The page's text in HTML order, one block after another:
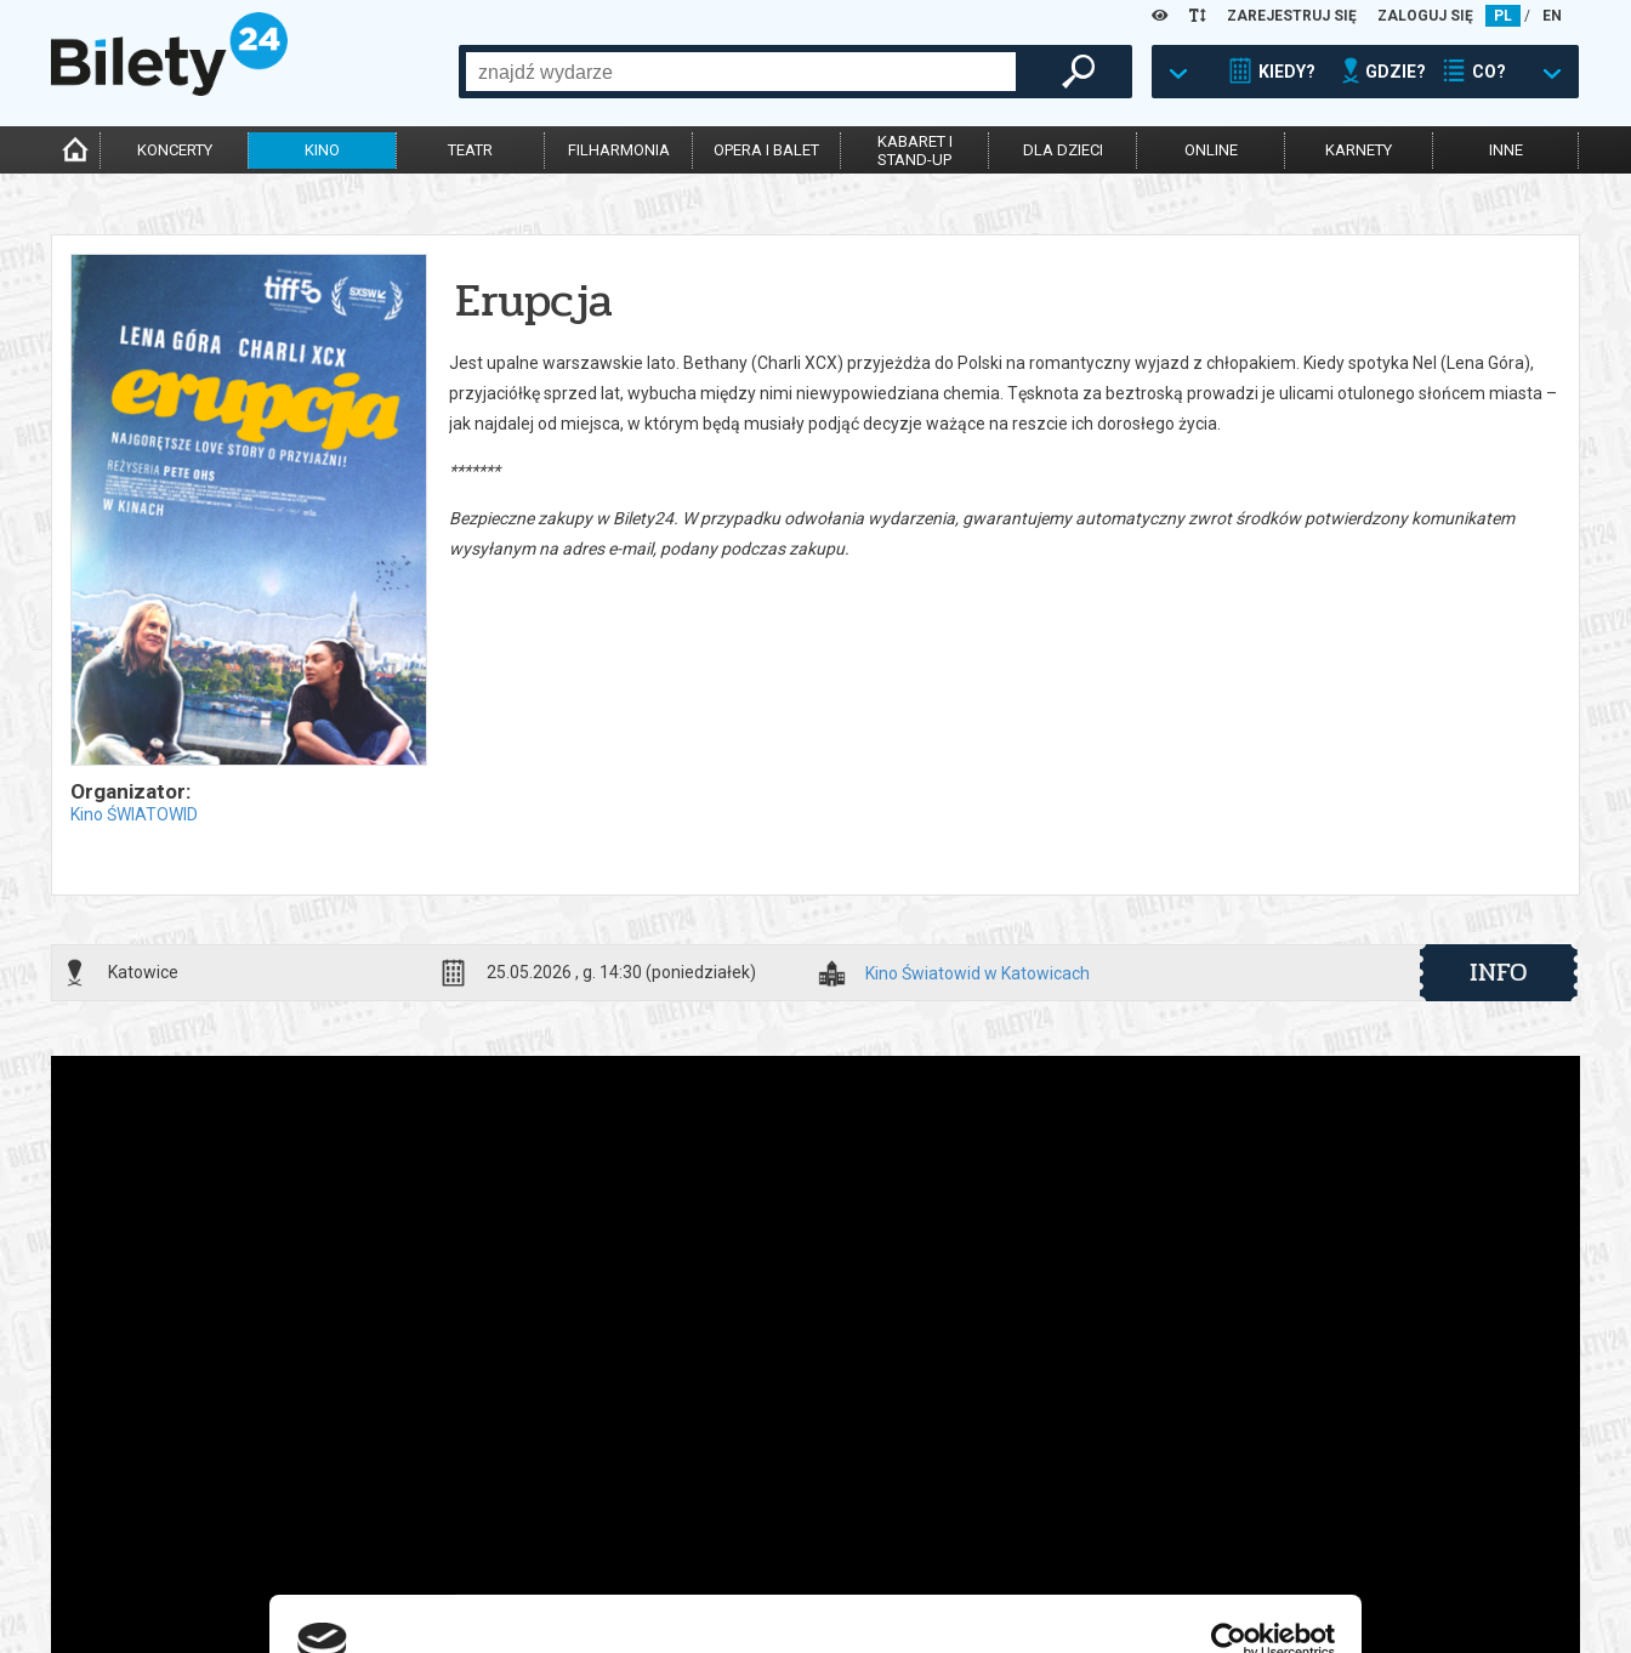
ZAREJESTRUJ SIĘ ZALOGUJ SIĘ PL / EN
KIEDY? GDZIE? CO?
KONCERTY KINO TEATR FILHARMONIA OPERA I BALET
KABARET I
STAND-UP
DLA DZIECI ONLINE KARNETY INNE
Organizator:
Kino ŚWIATOWID
Erupcja
Jest upalne warszawskie lato. Bethany (Charli XCX) przyjeżdża do Polski na romantyczny wyjazd z chłopakiem. Kiedy spotyka Nel (Lena Góra),
przyjaciółkę sprzed lat, wybucha między nimi niewypowiedziana chemia. Tęsknota za beztroską prowadzi je ulicami otulonego słońcem miasta –
jak najdalej od miejsca, w którym będą musiały podjąć decyzje ważące na reszcie ich dorosłego życia.
*******
Bezpieczne zakupy w Bilety24. W przypadku odwołania wydarzenia, gwarantujemy automatyczny zwrot środków potwierdzony komunikatem
wysyłanym na adres e-mail, podany podczas zakupu.
Katowice 25.05.2026 , g. 14:30 (poniedziałek) Kino Światowid w Katowicach INFO